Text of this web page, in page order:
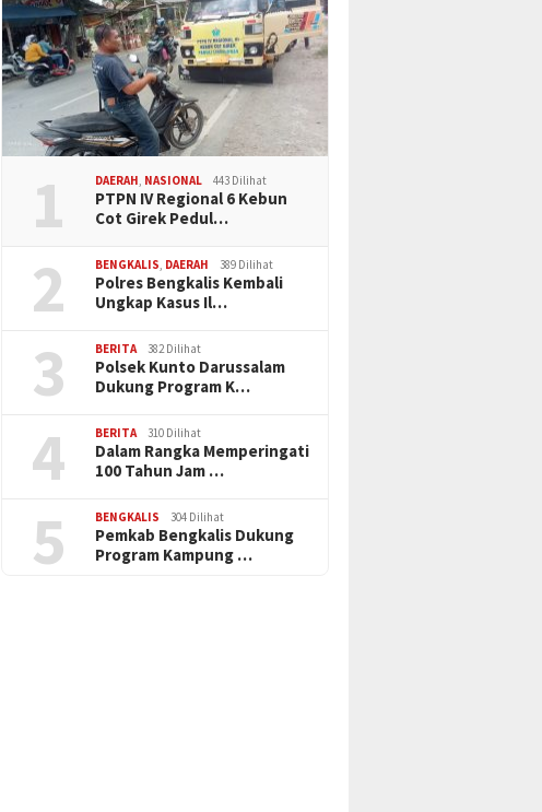
1 DAERAH, NASIONAL 443 Dilihat
PTPN IV Regional 6 Kebun
Cot Girek Pedul…
2 BENGKALIS, DAERAH 389 Dilihat
Polres Bengkalis Kembali
Ungkap Kasus Il…
3 BERITA 382 Dilihat
Polsek Kunto Darussalam
Dukung Program K…
4 BERITA 310 Dilihat
Dalam Rangka Memperingati
100 Tahun Jam …
5 BENGKALIS 304 Dilihat
Pemkab Bengkalis Dukung
Program Kampung …